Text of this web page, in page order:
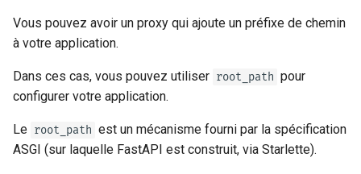
Vous pouvez avoir un proxy qui ajoute un préfixe de chemin
à votre application.
Dans ces cas, vous pouvez utiliser root_path pour
configurer votre application.
Le root_path est un mécanisme fourni par la spécification
ASGI (sur laquelle FastAPI est construit, via Starlette).